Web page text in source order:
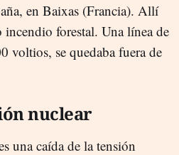
en Baixas (Francia). Allí
forestal. Una línea de
voltios, se quedaba fuera de
nuclear
una caída de la tensión